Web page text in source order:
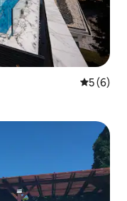
5 (6)